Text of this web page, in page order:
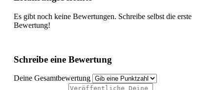
Es gibt noch keine Bewertungen. Schreibe selbst die erste
Bewertung!
Schreibe eine Bewertung
Deine Gesamtbewertung